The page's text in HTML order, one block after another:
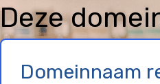
Deze
Domeinnaam